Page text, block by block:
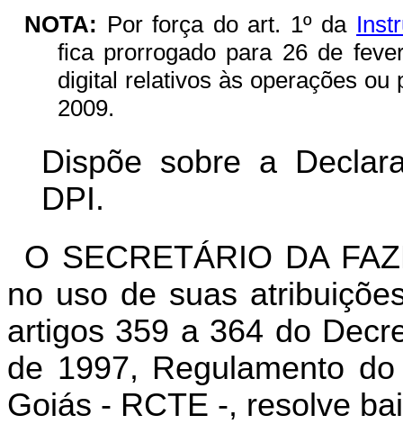
NOTA: Por força do art. 1º da
fica prorrogado para 26 de
digital relativos às operações ou
2009.
Dispõe sobre a
DPI.
O SECRETÁRIO DA
no uso de suas
artigos 359 a 364 do
de 1997, Regulamento
Goiás - RCTE -, resolve